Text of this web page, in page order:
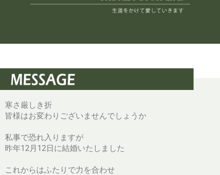
寒さ厳しき折
皆様はお変わりございませんでしょうか
私事で恐れ入りますが
昨年12月12日に結婚いたしました
これからはふたりで力を合わせ